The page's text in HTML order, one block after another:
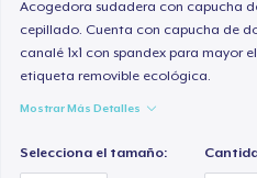
Acogedora sudadera con capucha
cepillado. Cuenta con capucha de
canalé 1x1 con spandex para mayor
etiqueta removible ecológica.
Mostrar Más Detalles
Selecciona el tamaño:
24,99 US$
30,99 US$